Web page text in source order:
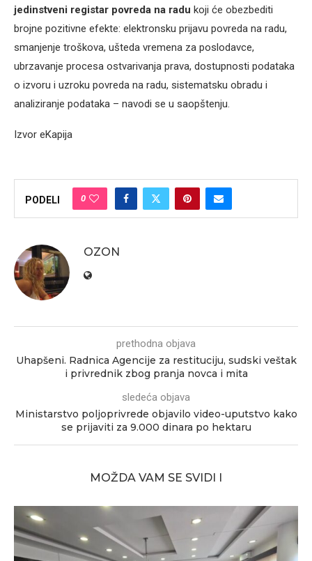
jedinstveni registar povreda na radu koji će obezbediti
brojne pozitivne efekte: elektronsku prijavu povreda na radu,
smanjenje troškova, ušteda vremena za poslodavce,
ubrzavanje procesa ostvarivanja prava, dostupnosti podataka
o izvoru i uzroku povreda na radu, sistematsku obradu i
analiziranje podataka – navodi se u saopštenju.
Izvor eKapija
PODELI 0
OZON
prethodna objava
Uhapšeni. Radnica Agencije za restituciju, sudski veštak
i privrednik zbog pranja novca i mita
sledeća objava
Ministarstvo poljoprivrede objavilo video-uputstvo kako
se prijaviti za 9.000 dinara po hektaru
MOŽDA VAM SE SVIDI I